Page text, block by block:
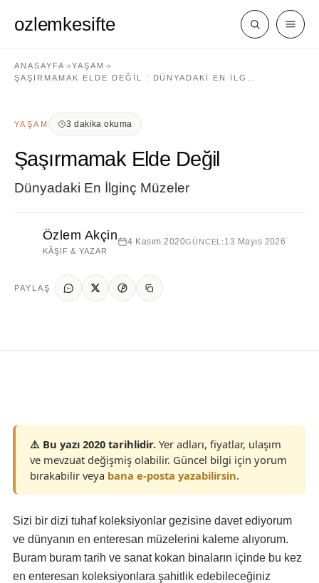
ozlemkesifte
ANASAYFA
YAŞAM
ŞAŞIRMAMAK ELDE DEĞIL : DÜNYADAKI EN İLG…
YAŞAM 3 dakika okuma
Şaşırmamak Elde Değil
Dünyadaki En İlginç Müzeler
Özlem Akçin
KÂŞIF & YAZAR
4 Kasım 2020GÜNCEL: 13 Mayıs 2026
PAYLAŞ
⚠️ Bu yazı 2020 tarihlidir. Yer adları, fiyatlar, ulaşım
ve mevzuat değişmiş olabilir. Güncel bilgi için yorum
bırakabilir veya bana e-posta yazabilirsin.
Sizi bir dizi tuhaf koleksiyonlar gezisine davet ediyorum
ve dünyanın en enteresan müzelerini kaleme alıyorum.
Buram buram tarih ve sanat kokan binaların içinde bu kez
en enteresan koleksiyonlara şahitlik edebileceğiniz